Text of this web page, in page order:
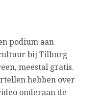
podium aan
bij Tilburg
meestal gratis.
hebben over
onderaan de